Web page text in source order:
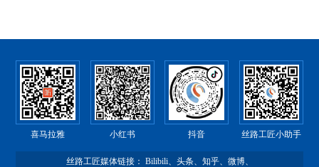
喜马拉雅 小红书 抖音 丝路工匠小助手
丝路工匠媒体链接： Bilibili、 头条 知乎、 微博、